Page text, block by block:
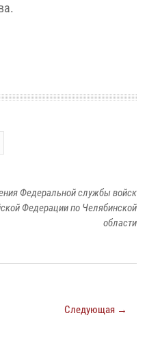
Федеральной службы войск
Федерации по Челябинской
области
Следующая →